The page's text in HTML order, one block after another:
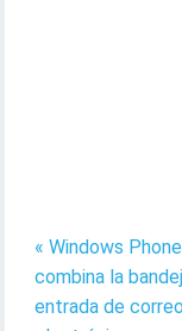
« Windows
combina la
entrada de correo